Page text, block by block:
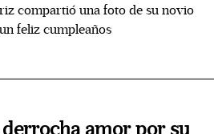
compartió una foto de su novio
feliz cumpleaños